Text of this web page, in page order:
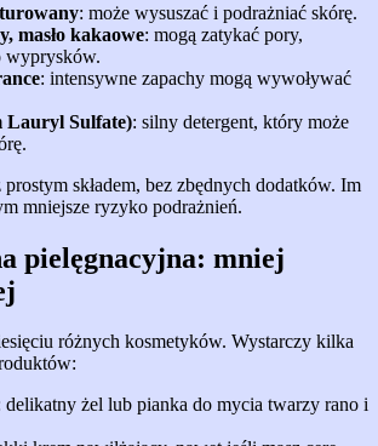
: może wysuszać i podrażniać skórę.
masło kakaowe: mogą zatykać pory,
wyprysków.
: intensywne zapachy mogą wywoływać
Lauryl Sulfate): silny detergent, który może
składem, bez zbędnych dodatków. Im
mniejsze ryzyko podrażnień.
pielęgnacyjna: mniej
różnych kosmetyków. Wystarczy kilka
delikatny żel lub pianka do mycia twarzy rano i